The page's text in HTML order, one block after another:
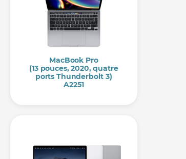
MacBook Pro
(13 pouces, 2020, quatre
ports Thunderbolt 3)
A2251